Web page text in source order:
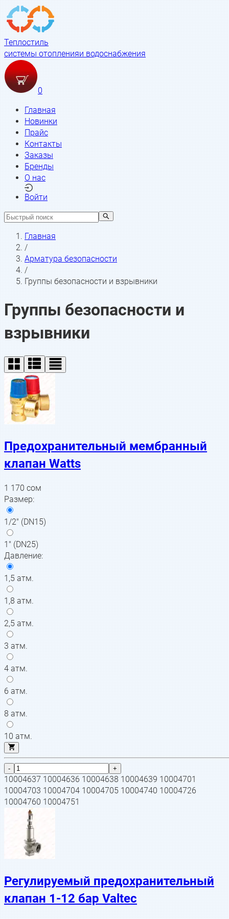
Теплостиль
системы отопленияи водоснабжения
0
Главная
Новинки
Прайс
Контакты
Заказы
Бренды
О нас
Войти
Главная
/
Арматура безопасности
/
Группы безопасности и взрывники
Группы безопасности и
взрывники
Предохранительный мембранный
клапан Watts
1 170сом
Размер:
1/2" (DN15)
1" (DN25)
Давление:
1,5 атм.
1,8 атм.
2,5 атм.
3 атм.
4 атм.
6 атм.
8 атм.
10 атм.
- +
10004637 10004636 10004638 10004639 10004701
10004703 10004704 10004705 10004740 10004726
10004760 10004751
Регулируемый предохранительный
клапан 1-12 бар Valtec